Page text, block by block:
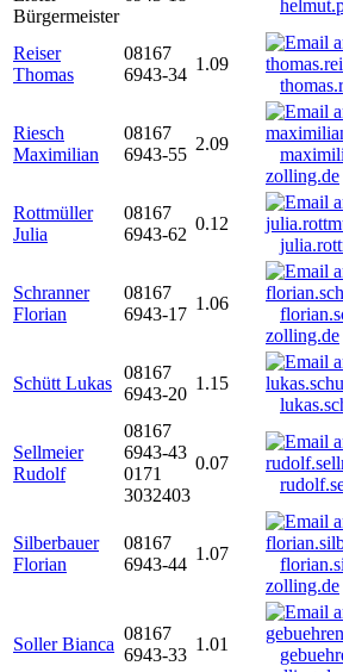
Bürgermeister
Reiser
Thomas
08167
6943-34
1.09
Riesch
Maximilian
08167
6943-55
2.09
zolling.de
Rottmüller
Julia
08167
6943-62
0.12
Schranner
Florian
08167
6943-17
1.06
zolling.de
Schütt Lukas
08167
6943-20
1.15
Sellmeier
Rudolf
08167
6943-43
0171
3032403
0.07
Silberbauer
Florian
08167
6943-44
1.07
zolling.de
Soller Bianca
08167
6943-33
1.01